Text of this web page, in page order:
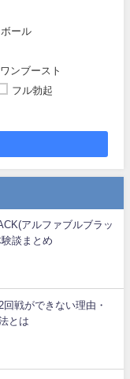
ール
ンブースト
フル勃起
アルファブルブラッ
談まとめ
戦ができない理由・
とは